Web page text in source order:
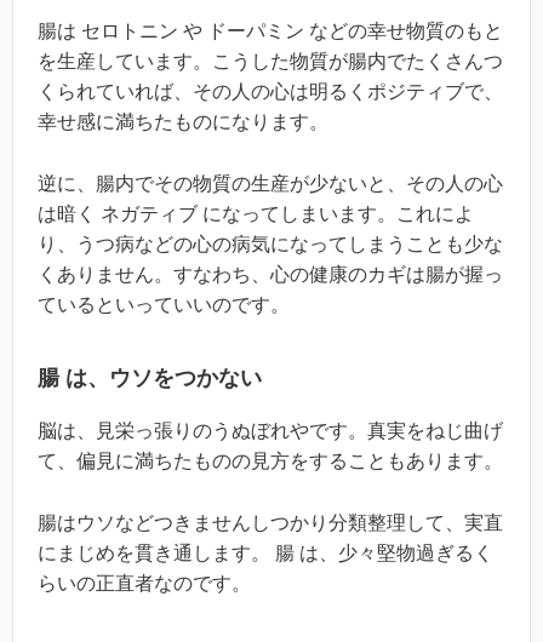
腸は セロトニン や ドーパミン などの幸せ物質のもと
を生産しています。こうした物質が腸内でたくさんつ
くられていれば、その人の心は明るくポジティブで、
幸せ感に満ちたものになります。
逆に、腸内でその物質の生産が少ないと、その人の心
は暗く ネガティブ になってしまいます。これによ
り、うつ病などの心の病気になってしまうことも少な
くありません。すなわち、心の健康のカギは腸が握っ
ているといっていいのです。
腸 は、ウソをつかない
脳は、見栄っ張りのうぬぼれやです。真実をねじ曲げ
て、偏見に満ちたものの見方をすることもあります。
腸はウソなどつきませんしつかり分類整理して、実直
にまじめを貫き通します。 腸 は、少々堅物過ぎるく
らいの正直者なのです。